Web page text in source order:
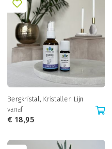
Bergkristal, Kristallen Lijn
vanaf
€ 18,95